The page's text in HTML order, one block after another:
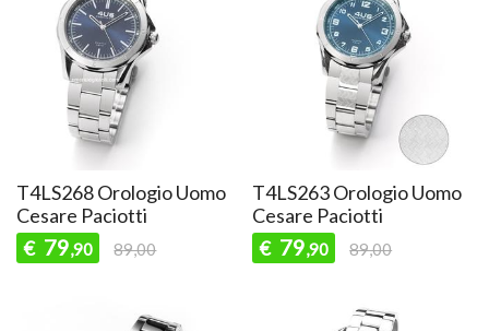
T4LS268 Orologio Uomo
Cesare Paciotti
€ 79,90 89,00
T4LS263 Orologio Uomo
Cesare Paciotti
€ 79,90 89,00